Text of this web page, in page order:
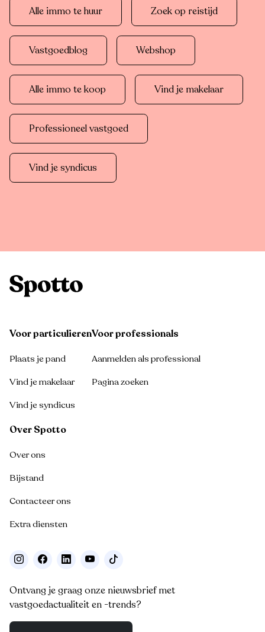
Alle immo te huur Zoek op reistijd
Vastgoedblog Webshop
Alle immo te koop Vind je makelaar
Professioneel vastgoed
Vind je syndicus
Voor particulieren
Plaats je pand
Vind je makelaar
Vind je syndicus
Voor professionals
Aanmelden als professional
Pagina zoeken
Over Spotto
Over ons
Bijstand
Contacteer ons
Extra diensten
Ontvang je graag onze nieuwsbrief met
vastgoedactualiteit en -trends?